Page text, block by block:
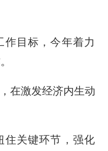
作目标，今年着力
在激发经济内生动
住关键环节，强化